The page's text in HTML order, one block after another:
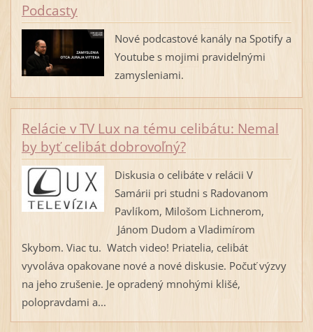
Podcasty
Nové podcastové kanály na Spotify a
Youtube s mojimi pravidelnými
zamysleniami.
Relácie v TV Lux na tému celibátu: Nemal
by byť celibát dobrovoľný?
Diskusia o celibáte v relácii V
Samárii pri studni s Radovanom
Pavlíkom, Milošom Lichnerom,
Jánom Dudom a Vladimírom
Skybom. Viac tu. Watch video! Priatelia, celibát
vyvoláva opakovane nové a nové diskusie. Počuť výzvy
na jeho zrušenie. Je opradený mnohými klišé,
polopravdami a...